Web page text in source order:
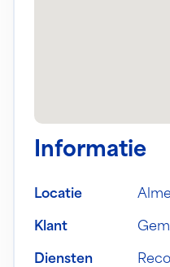
Informatie
Locatie
Klant
Diensten